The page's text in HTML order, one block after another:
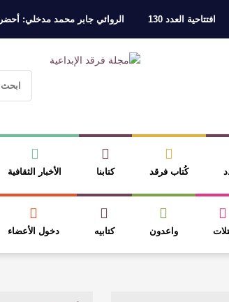
افتتاحية العدد 130 الروائي جابر محمد مدخلي: أحضر داخل
كُتاب فرقد كتابنا الأخبار الثقافية
واعدون كتابيه دخول الأعضاء